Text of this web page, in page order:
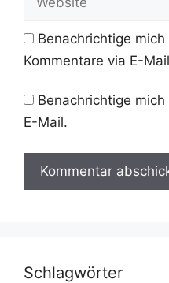
Benachrichtige
Kommentare via E-
Benachrichtige
E-Mail.
Schlagwörter